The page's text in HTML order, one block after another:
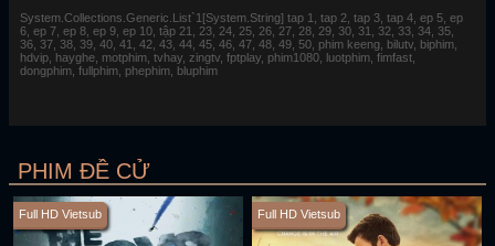
System.Collections.Generic.List`1[System.String] tap 1, tap 2, tap 3, tap 4, ep 5, ep
6, ep 7, ep 8, ep 9, ep 10, tập 21, 23, 24, 25, 26, 27, 28, 29, 30, 31, 32, 33, 34, 35,
36, 37, 38, 39, 40, 41, 42, 43, 44, 45, 46, 47, 48, 49, 50, phim keeng, bilutv, biphim,
hdvip, hayghe, motphim, tvhay, zingtv, fptplay, phim1080, luotphim, fimfast,
dongphim, fullphim, phephim, bluphim
PHIM ĐỀ CỬ
Full HD Vietsub Full HD Vietsub